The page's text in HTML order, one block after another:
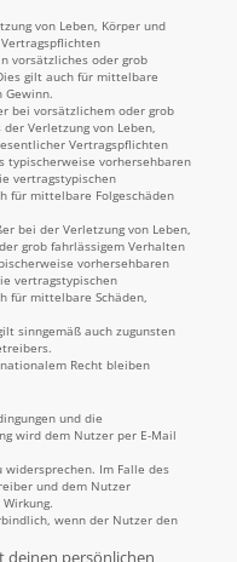
von Leben, Körper und
vorsätzliches oder grob
gilt auch für mittelbare
Gewinn.
bei vorsätzlichem oder grob
Verletzung von Leben,
Vertragspflichten
typischerweise vorhersehbaren
vertragstypischen
für mittelbare Folgeschäden
bei der Verletzung von Leben,
grob fahrlässigem Verhalten
vorhersehbaren
vertragstypischen
für mittelbare Schäden,
sinngemäß auch zugunsten
Recht bleiben
und die
wird dem Nutzer per E-Mail
Im Falle des
und dem Nutzer
wenn der Nutzer den
deinen persönlichen